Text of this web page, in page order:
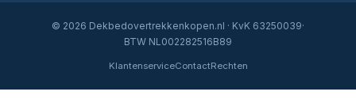
© 2026 Dekbedovertrekkenkopen.nl · KvK 63250039·
BTW NL002282516B89
KlantenserviceContactRechten